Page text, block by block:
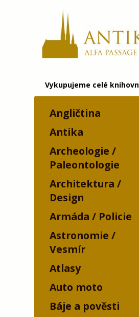
Vykupujeme celé
Angličtina
Antika
Archeologie /
Paleontologie
Architektura /
Design
Armáda / Policie
Astronomie /
Vesmír
Atlasy
Auto moto
Báje a pověsti